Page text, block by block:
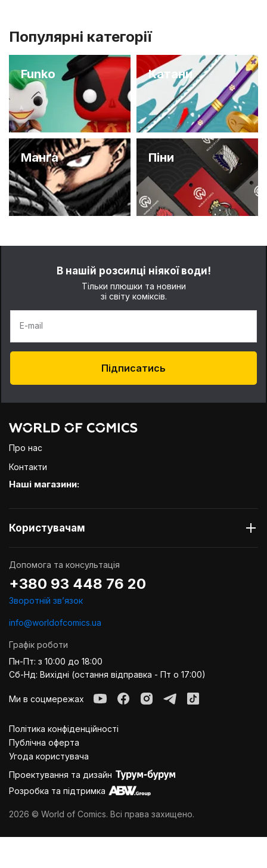
Популярні категорії
Funko Катани
Манґа Піни
В нашій розсилці ніякої води!
Тільки плюшки та новини
зі світу коміксів.
E-mail
Підписатись
Про нас
Контакти
Наші магазини:
Користувачам
Допомога та консультація
+380 93 448 76 20
Зворотній звʼязок
info@worldofcomics.ua
Графік роботи
Пн-Пт: з 10:00 до 18:00
Сб-Нд: Вихідні (остання відправка - Пт о 17:00)
Ми в соцмережах
Політика конфіденційності
Публiчна оферта
Угода користувача
Проектування та дизайн
Розробка та підтримка
2026 © World of Comics. Всі права захищено.